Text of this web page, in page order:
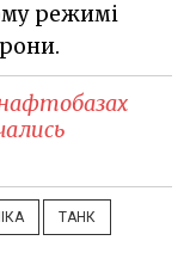
режимі
ТАНК